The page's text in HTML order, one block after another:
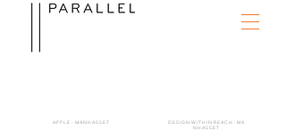
D E S I G N W I T H I N R E A C H - M A
N H A S S E T
A P P L E - M A N H A S S E T